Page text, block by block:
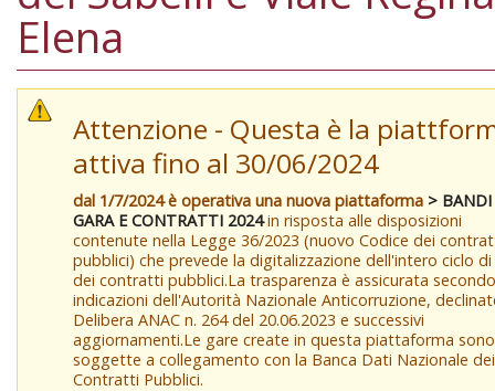
Elena
Attenzione - Questa è la
attiva fino al 30/06/2024
dal 1/7/2024 è operativa una nuova piattaforma >
GARA E CONTRATTI 2024in risposta alle disposizioni
contenute nella Legge 36/2023 (nuovo Codice dei
pubblici) che prevede la digitalizzazione dell'intero ciclo
dei contratti pubblici.La trasparenza è assicurata
indicazioni dell'Autorità Nazionale Anticorruzione,
Delibera ANAC n. 264 del 20.06.2023 e successivi
aggiornamenti.Le gare create in questa piattaforma sono
soggette a collegamento con la Banca Dati Nazionale dei
Contratti Pubblici.